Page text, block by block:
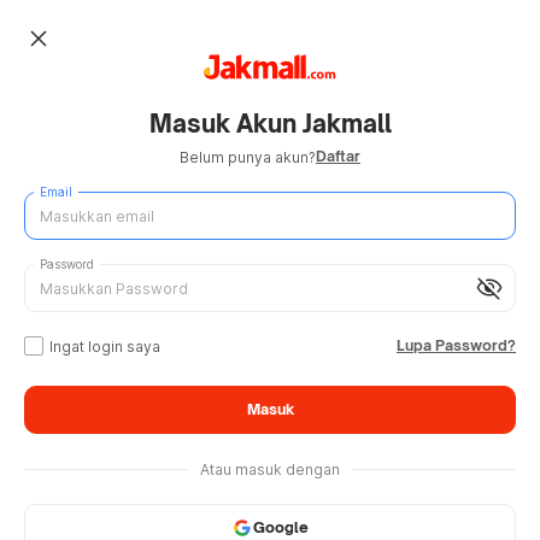
close
Masuk Akun Jakmall
Belum punya akun?Daftar
Email
visibility_off
Password
Ingat login saya Lupa Password?
Masuk
Atau masuk dengan
Google